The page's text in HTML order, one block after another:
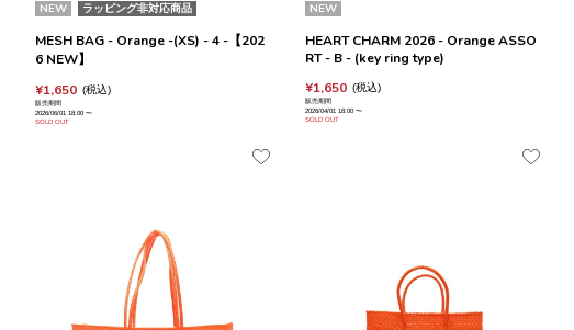
NEW ラッピング非対応商品
MESH BAG - Orange -(XS) - 4 -【202
6 NEW】
¥1,650 税込
販売期間
2026/06/01 18:00 〜
SOLD OUT
NEW
HEART CHARM 2026 - Orange ASSO
RT - B - (key ring type)
¥1,650 税込
販売期間
2026/04/01 18:00 〜
SOLD OUT